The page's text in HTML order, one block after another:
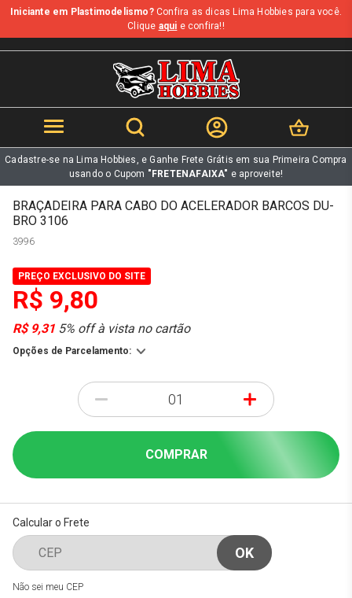
b
Iniciante em Plastimodelismo?Confira as dicas Lima Hobbies para você.
Clique aqui e confira!!
Cadastre-se na Lima Hobbies, e Ganhe Frete Grátis em sua Primeira Compra
usando o Cupom "FRETENAFAIXA" e aproveite!
BRAÇADEIRA PARA CABO DO ACELERADOR BARCOS DU-
BRO 3106
3996
PREÇO EXCLUSIVO DO SITE
R$ 9,80
R$ 9,31 5% off à vista no cartão
Opções de Parcelamento:
- +
COMPRAR
Calcular o Frete
Não sei meu CEP